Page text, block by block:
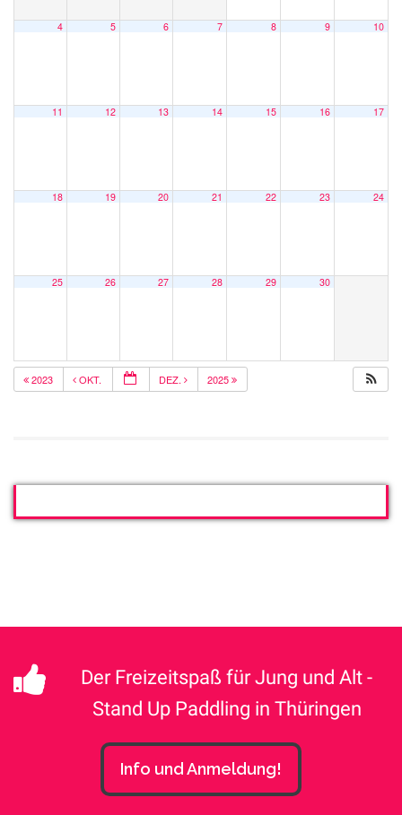
4 5 6 7 8 9 10
11 12 13 14 15 16 17
18 19 20 21 22 23 24
25 26 27 28 29 30
2023 OKT. DEZ. 2025
Der Freizeitspaß für Jung und Alt -
Stand Up Paddling in Thüringen
Info und Anmeldung!